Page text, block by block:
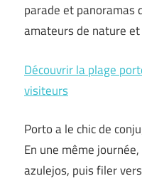
parade et
amateurs de nature
Découvrir la plage
visiteurs
Porto a le chic de
En une même
azulejos, puis filer